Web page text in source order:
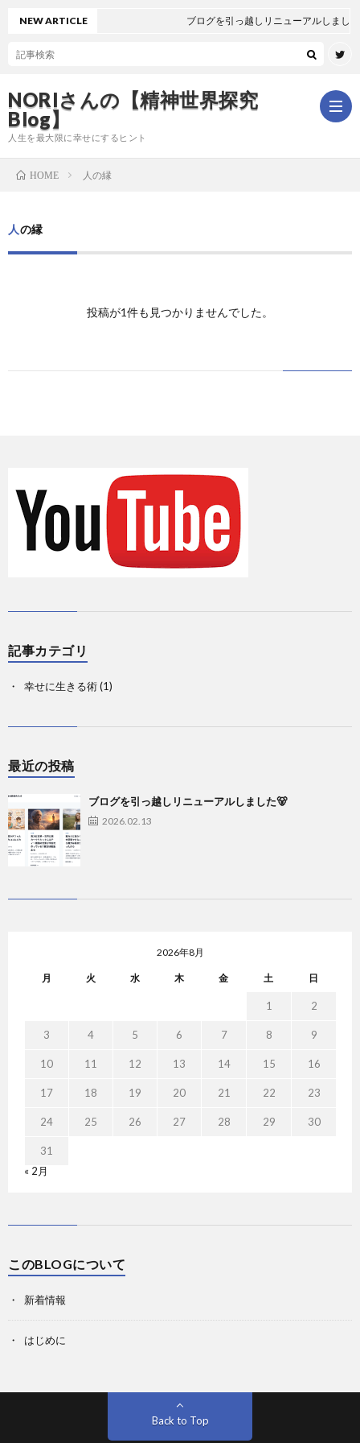
NORIさんの【精神世界探究
Blog】
人生を最大限に幸せにするヒント
に
情
て
お
NEW ARTICLE ブログを引っ越しリニューアルしました
HOME 人の縁
人の縁
投稿が1件も見つかりませんでした。
記事カテゴリ
幸せに生きる術(1)
最近の投稿
ブログを引っ越しリニューアルしました🐻
2026.02.13
2026年8月
月 火 水 木 金 土 日
1 2
3 4 5 6 7 8 9
10 11 12 13 14 15 16
17 18 19 20 21 22 23
24 25 26 27 28 29 30
31
« 2月
このBLOGについて
新着情報
はじめに
Back to Top